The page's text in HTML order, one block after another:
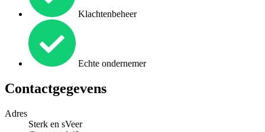
Klachtenbeheer
Echte ondernemer
Contactgegevens
Adres
Sterk en sVeer